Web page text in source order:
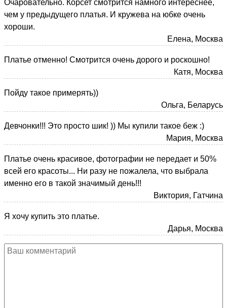
Очаровательно. Корсет смотрится намного интереснее,
чем у предыдущего платья. И кружева на юбке очень
хороши.
Елена, Москва
Платье отменно! Смотрится очень дорого и роскошно!
Катя, Москва
Пойду такое примерять))
Ольга, Беларусь
Девчонки!!! Это просто шик! )) Мы купили такое беж :)
Мария, Москва
Платье очень красивое, фотографии не передает и 50%
всей его красоты... Ни разу не пожалела, что выбрала
именно его в такой значимый день!!!
Виктория, Гатчина
Я хочу купить это платье.
Дарья, Москва